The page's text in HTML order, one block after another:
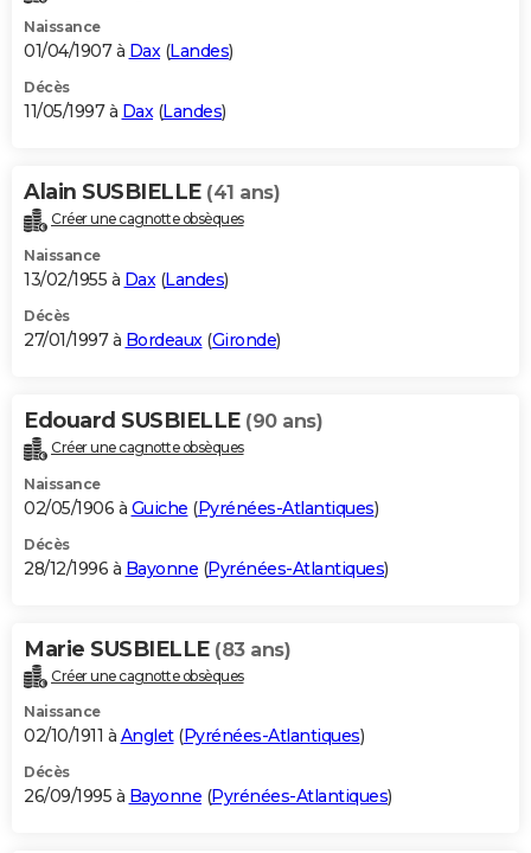
Naissance
01/04/1907 à Dax(Landes)
Décès
11/05/1997 à Dax(Landes)
Alain SUSBIELLE (41 ans)
Créer une cagnotte obsèques
Naissance
13/02/1955 à Dax(Landes)
Décès
27/01/1997 à Bordeaux(Gironde)
Edouard SUSBIELLE (90 ans)
Créer une cagnotte obsèques
Naissance
02/05/1906 à Guiche (Pyrénées-Atlantiques)
Décès
28/12/1996 à Bayonne (Pyrénées-Atlantiques)
Marie SUSBIELLE (83 ans)
Créer une cagnotte obsèques
Naissance
02/10/1911 à Anglet(Pyrénées-Atlantiques)
Décès
26/09/1995 à Bayonne (Pyrénées-Atlantiques)